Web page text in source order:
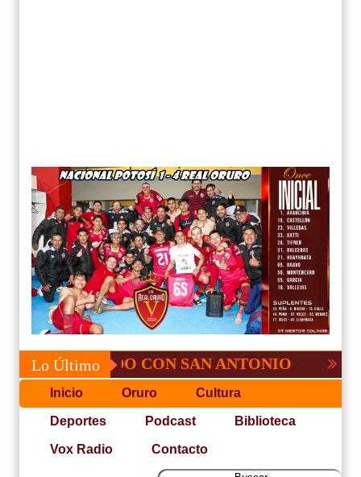
Lo Último
PUDO CON SAN ANTONIO COPA
Inicio Oruro Cultura
Deportes Podcast Biblioteca
Vox Radio Contacto